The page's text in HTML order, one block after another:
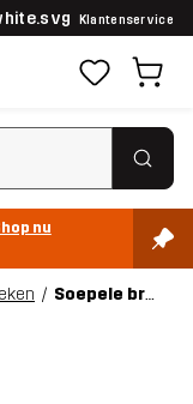
Klantenservice
nu
Soepele broek